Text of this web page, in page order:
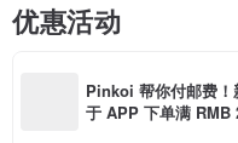
优惠活动
Pinkoi 帮你付邮费！
于 APP 下单满 RMB